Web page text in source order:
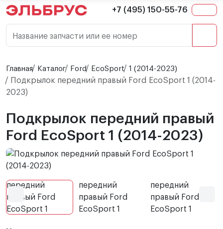
+7 (495) 150-55-76
Название запчасти или ее номер
Главная Каталог Ford EcoSport 1 (2014-2023)
Подкрылок передний правый Ford EcoSport 1 (2014-
2023)
Подкрылок передний правый
Ford EcoSport 1 (2014-2023)